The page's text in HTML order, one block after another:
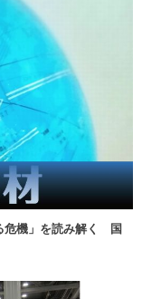
危機」を読み解く 国